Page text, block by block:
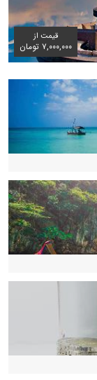
قیمت از
۷,۰۰۰,۰۰۰ تومان